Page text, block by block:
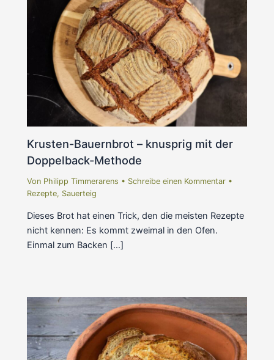
Krusten-Bauernbrot – knusprig mit der
Doppelback-Methode
Von Philipp Timmerarens • Schreibe einen Kommentar •
Rezepte, Sauerteig
Dieses Brot hat einen Trick, den die meisten Rezepte
nicht kennen: Es kommt zweimal in den Ofen.
Einmal zum Backen […]